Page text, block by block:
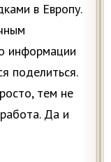
в Европу.
информации
поделиться.
тем не
Да и